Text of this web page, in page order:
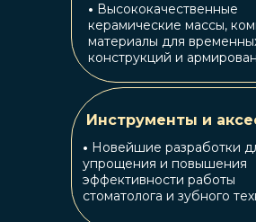
• Высококачественные
керамические массы,
материалы для
конструкций и
Инструменты и
• Новейшие разработки
упрощения и повышения
эффективности работы
стоматолога и зубного